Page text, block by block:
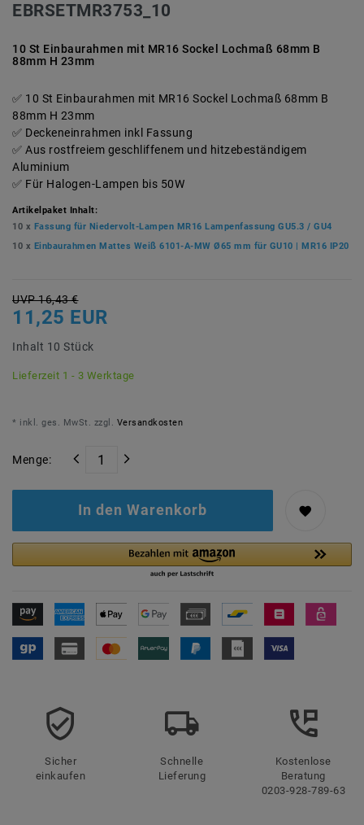
EBRSETMR3753_10
10 St Einbaurahmen mit MR16 Sockel Lochmaß 68mm B
88mm H 23mm
10 St Einbaurahmen mit MR16 Sockel Lochmaß 68mm B
88mm H 23mm
Deckeneinrahmen inkl Fassung
Aus rostfreiem geschliffenem und hitzebeständigem
Aluminium
Für Halogen-Lampen bis 50W
Artikelpaket Inhalt:
10 x Fassung für Niedervolt-Lampen MR16 Lampenfassung GU5.3 / GU4
10 x Einbaurahmen Mattes Weiß 6101-A-MW Ø65 mm für GU10 | MR16 IP20
UVP 16,43 €
11,25 EUR
Inhalt 10 Stück
Lieferzeit 1 - 3 Werktage
* inkl. ges. MwSt. zzgl. Versandkosten
Menge:
In den Warenkorb
Sicher
einkaufen
Schnelle
Lieferung
Kostenlose
Beratung
0203-928-789-63